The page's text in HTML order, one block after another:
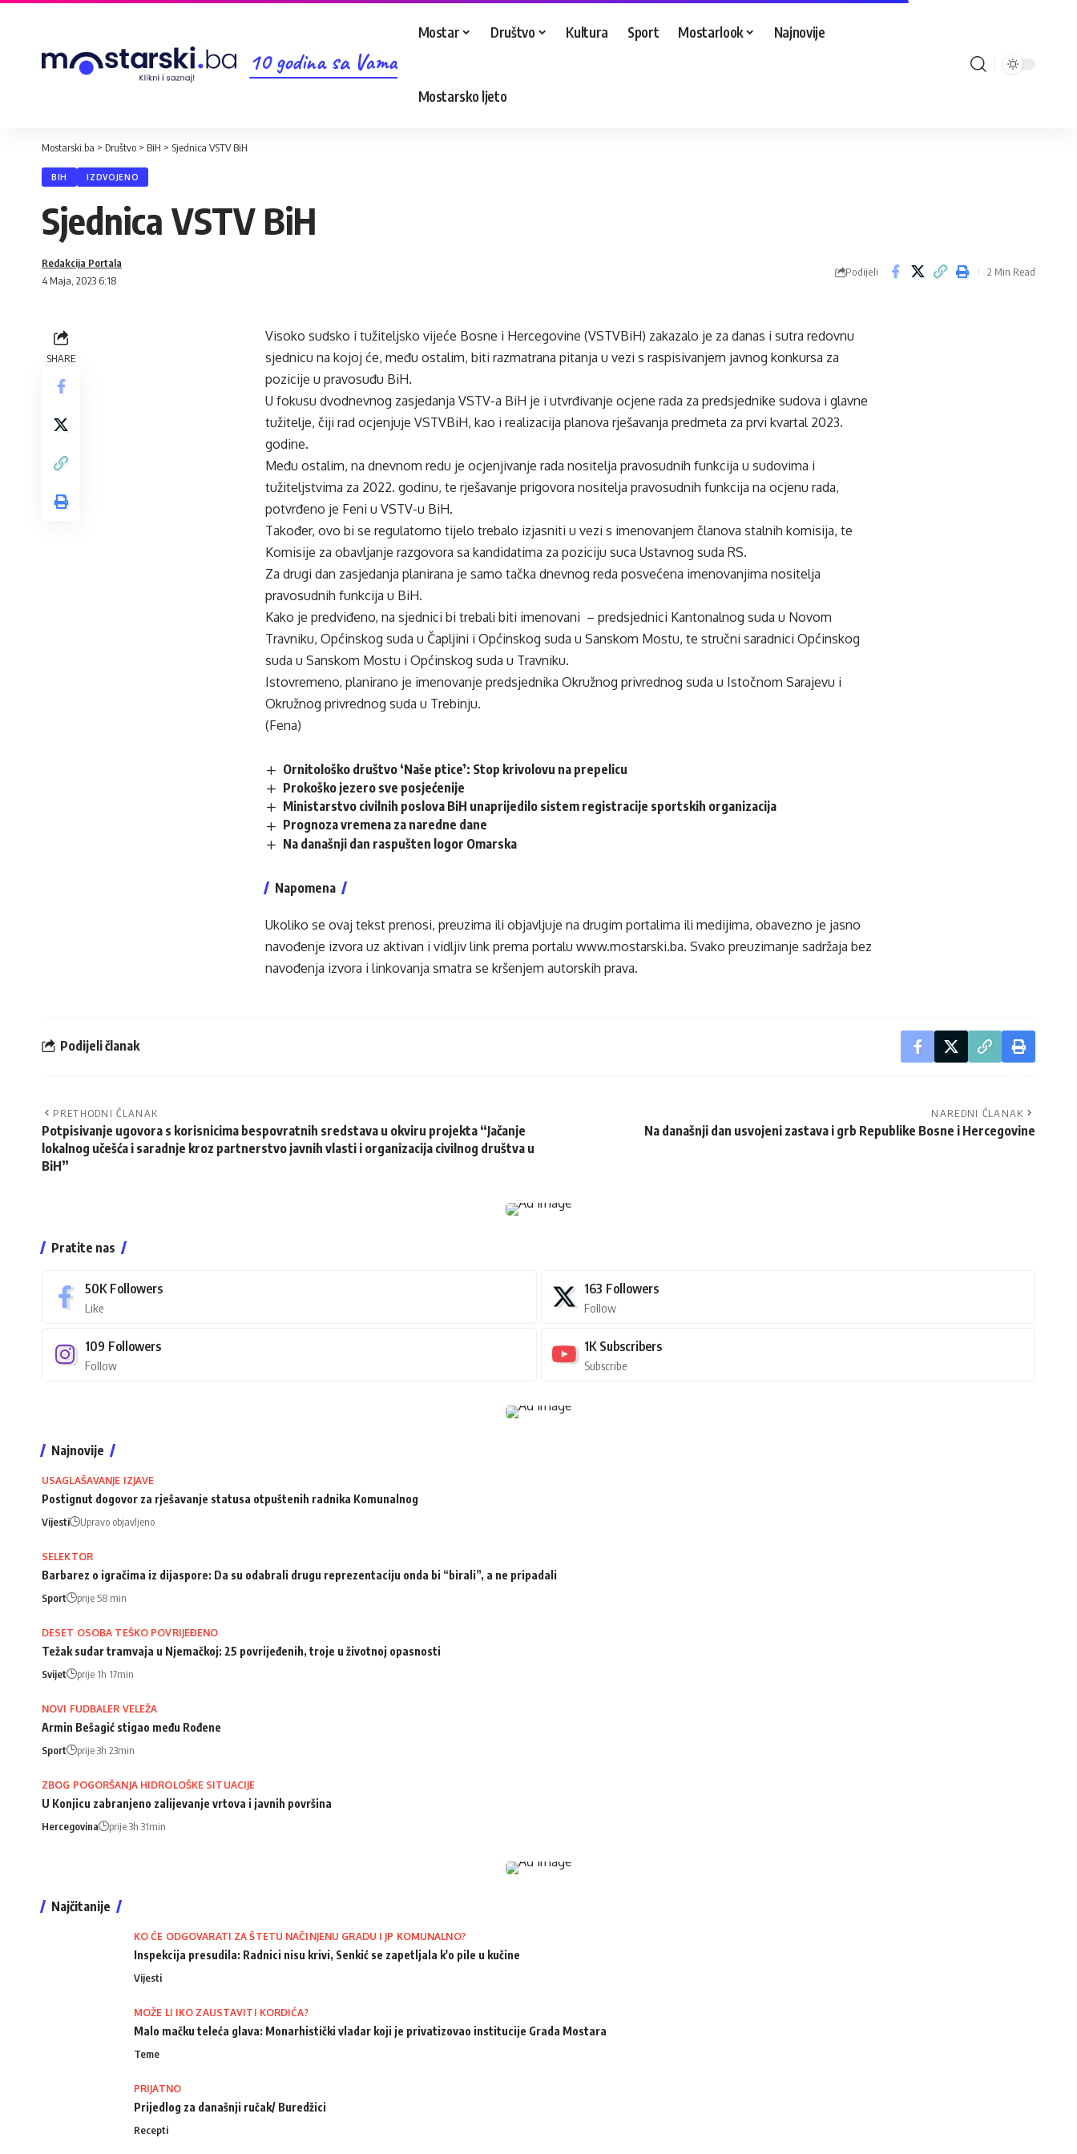
10 godina sa Vama
Mostar Društvo Kultura Sport Mostarlook Najnovije
Mostarsko ljeto
Mostarski.ba > Društvo > BiH > Sjednica VSTV BiH
BIH IZDVOJENO
Sjednica VSTV BiH
4 Maja, 2023 6:18
Redakcija Portala
Podijeli 2 Min Read
SHARE
Visoko sudsko i tužiteljsko vijeće Bosne i Hercegovine (VSTVBiH) zakazalo je za danas i sutra redovnu
sjednicu na kojoj će, među ostalim, biti razmatrana pitanja u vezi s raspisivanjem javnog konkursa za
pozicije u pravosuđu BiH.
U fokusu dvodnevnog zasjedanja VSTV-a BiH je i utvrđivanje ocjene rada za predsjednike sudova i glavne
tužitelje, čiji rad ocjenjuje VSTVBiH, kao i realizacija planova rješavanja predmeta za prvi kvartal 2023.
godine.
Među ostalim, na dnevnom redu je ocjenjivanje rada nositelja pravosudnih funkcija u sudovima i
tužiteljstvima za 2022. godinu, te rješavanje prigovora nositelja pravosudnih funkcija na ocjenu rada,
potvrđeno je Feni u VSTV-u BiH.
Također, ovo bi se regulatorno tijelo trebalo izjasniti u vezi s imenovanjem članova stalnih komisija, te
Komisije za obavljanje razgovora sa kandidatima za poziciju suca Ustavnog suda RS.
Za drugi dan zasjedanja planirana je samo tačka dnevnog reda posvećena imenovanjima nositelja
pravosudnih funkcija u BiH.
Kako je predviđeno, na sjednici bi trebali biti imenovani – predsjednici Kantonalnog suda u Novom
Travniku, Općinskog suda u Čapljini i Općinskog suda u Sanskom Mostu, te stručni saradnici Općinskog
suda u Sanskom Mostu i Općinskog suda u Travniku.
Istovremeno, planirano je imenovanje predsjednika Okružnog privrednog suda u Istočnom Sarajevu i
Okružnog privrednog suda u Trebinju.
(Fena)
Ornitološko društvo ‘Naše ptice’: Stop krivolovu na prepelicu
Prokoško jezero sve posjećenije
Ministarstvo civilnih poslova BiH unaprijedilo sistem registracije sportskih organizacija
Prognoza vremena za naredne dane
Na današnji dan raspušten logor Omarska
Napomena
Ukoliko se ovaj tekst prenosi, preuzima ili objavljuje na drugim portalima ili medijima, obavezno je jasno
navođenje izvora uz aktivan i vidljiv link prema portalu www.mostarski.ba. Svako preuzimanje sadržaja bez
navođenja izvora i linkovanja smatra se kršenjem autorskih prava.
Podijeli članak
PRETHODNI ČLANAK
Potpisivanje ugovora s korisnicima bespovratnih sredstava u okviru projekta “Jačanje
lokalnog učešća i saradnje kroz partnerstvo javnih vlasti i organizacija civilnog društva u
BiH”
NAREDNI ČLANAK
Na današnji dan usvojeni zastava i grb Republike Bosne i Hercegovine
Pratite nas
50K Followers
Like
163 Followers
Follow
109 Followers
Follow
1K Subscribers
Subscribe
Najnovije
USAGLAŠAVANJE IZJAVE
Postignut dogovor za rješavanje statusa otpuštenih radnika Komunalnog
Vijesti Upravo objavljeno
SELEKTOR
Barbarez o igračima iz dijaspore: Da su odabrali drugu reprezentaciju onda bi “birali”, a ne pripadali
Sport prije 58 min
DESET OSOBA TEŠKO POVRIJEĐENO
Težak sudar tramvaja u Njemačkoj: 25 povrijeđenih, troje u životnoj opasnosti
Svijet prije 1h 17min
NOVI FUDBALER VELEŽA
Armin Bešagić stigao među Rođene
Sport prije 3h 23min
ZBOG POGORŠANJA HIDROLOŠKE SITUACIJE
U Konjicu zabranjeno zalijevanje vrtova i javnih površina
Hercegovina prije 3h 31min
Najčitanije
KO ĆE ODGOVARATI ZA ŠTETU NAČINJENU GRADU I JP KOMUNALNO?
Inspekcija presudila: Radnici nisu krivi, Senkić se zapetljala k'o pile u kučine
Vijesti
MOŽE LI IKO ZAUSTAVITI KORDIĆA?
Malo mačku teleća glava: Monarhistički vladar koji je privatizovao institucije Grada Mostara
Teme
PRIJATNO
Prijedlog za današnji ručak/ Buredžici
Recepti